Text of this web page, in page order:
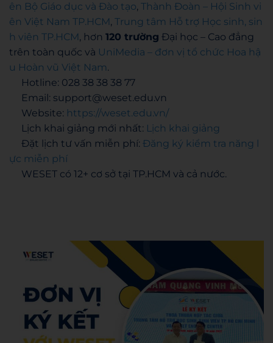
ên Bộ Giáo dục và Đào tạo, Thành Đoàn – Hội Sinh vi
ên Việt Nam TP.HCM, Trung tâm Hỗ trợ Học sinh, sin
h viên TP.HCM, hơn 120 trường Đại học – Cao đẳng
trên toàn quốc và UniMedia – đơn vị tổ chức Hoa hậ
u Hoàn vũ Việt Nam.
Hotline: 028 38 38 38 77
Email: support@weset.edu.vn
Website: https://weset.edu.vn/
Lịch khai giảng mới nhất: Lịch khai giảng
Đặt lịch tư vấn miễn phí: Đăng ký kiểm tra năng l
ực miễn phí
WESET có 12+ cơ sở tại TP.HCM và cả nước.